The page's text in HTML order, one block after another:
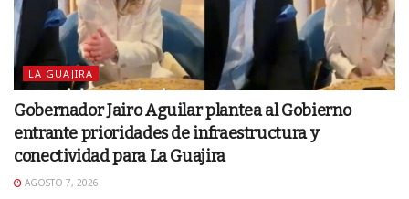
LA GUAJIRA
Gobernador Jairo Aguilar plantea al Gobierno
entrante prioridades de infraestructura y
conectividad para La Guajira
AGOSTO 7, 2026